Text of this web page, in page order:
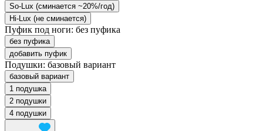
So-Lux (cминается ~20%/год)
Hi-Lux (не сминается)
Пуфик под ноги: без пуфика
без пуфика
добавить пуфик
Подушки: базовый вариант
базовый вариант
1 подушка
2 подушки
4 подушки